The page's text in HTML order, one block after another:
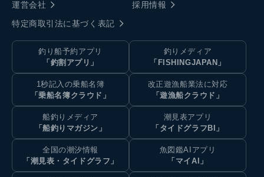
運営会社
採用情報
特定商取引法に基づく表記
釣り船予約アプリ
「釣割アプリ」
釣りメディア
「FISHINGJAPAN」
1秒記入の乗船名簿
「乗船名簿クラウド」
改正遊漁船業法に対応
「遊漁船クラウド」
船釣りメディア
「船釣りマガジン」
潮見表アプリ
「タイドグラフBI」
全国の潮汐情報
「潮見表・タイドグラフ」
魚図鑑AIアプリ
「マイAI」